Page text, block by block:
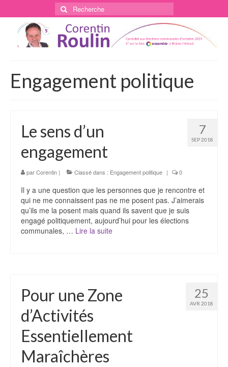
Rechercher
:
Engagement politique
7
SEP 2018
Le sens d’un
engagement
parCorentin | Classé dans : Engagement politique | 0
Il y a une question que les personnes que je rencontre et
qui ne me connaissent pas ne me posent pas. J’aimerais
qu’ils me la posent mais quand ils savent que je suis
engagé politiquement, aujourd’hui pour les élections
communales, … Lire la suite­­
25
AVR 2018
Pour une Zone
d’Activités
Essentiellement
Maraîchères